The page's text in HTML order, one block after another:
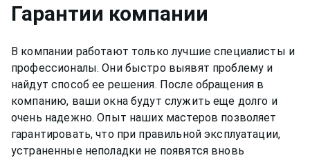
Гарантии компании
В компании работают только лучшие специалисты и
профессионалы. Они быстро выявят проблему и
найдут способ ее решения. После обращения в
компанию, ваши окна будут служить еще долго и
очень надежно. Опыт наших мастеров позволяет
гарантировать, что при правильной эксплуатации,
устраненные неполадки не появятся вновь